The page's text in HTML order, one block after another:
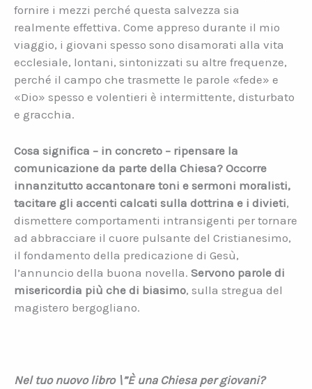
fornire i mezzi perché questa salvezza sia
realmente effettiva. Come appreso durante il mio
viaggio, i giovani spesso sono disamorati alla vita
ecclesiale, lontani, sintonizzati su altre frequenze,
perché il campo che trasmette le parole «fede» e
«Dio» spesso e volentieri è intermittente, disturbato
e gracchia.
Cosa significa – in concreto – ripensare la
comunicazione da parte della Chiesa? Occorre
innanzitutto accantonare toni e sermoni moralisti,
tacitare gli accenti calcati sulla dottrina e i divieti,
dismettere comportamenti intransigenti per tornare
ad abbracciare il cuore pulsante del Cristianesimo,
il fondamento della predicazione di Gesù,
l’annuncio della buona novella. Servono parole di
misericordia più che di biasimo, sulla stregua del
magistero bergogliano.
Nel tuo nuovo libro \”È una Chiesa per giovani?